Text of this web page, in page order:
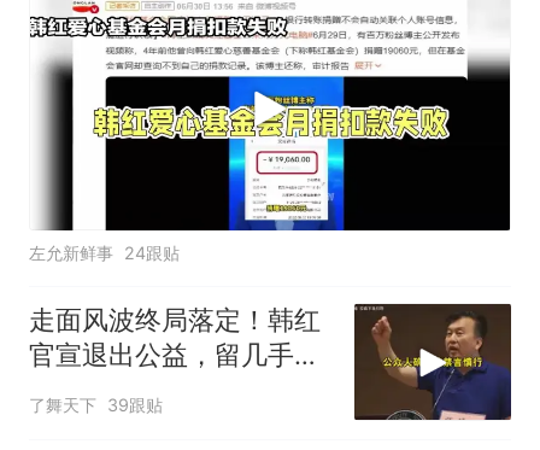
左允新鲜事 24跟贴
走面风波终局落定！韩红
官宣退出公益，留几手一
语成谶
了舞天下 39跟贴